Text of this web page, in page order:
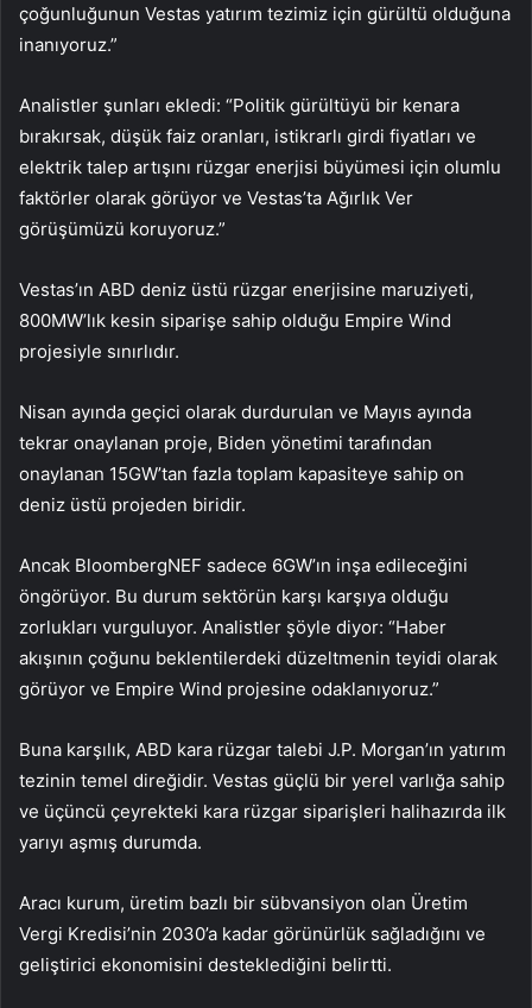
çoğunluğunun Vestas yatırım tezimiz için gürültü olduğuna
inanıyoruz.”
Analistler şunları ekledi: “Politik gürültüyü bir kenara
bırakırsak, düşük faiz oranları, istikrarlı girdi fiyatları ve
elektrik talep artışını rüzgar enerjisi büyümesi için olumlu
faktörler olarak görüyor ve Vestas’ta Ağırlık Ver
görüşümüzü koruyoruz.”
Vestas’ın ABD deniz üstü rüzgar enerjisine maruziyeti,
800MW’lık kesin siparişe sahip olduğu Empire Wind
projesiyle sınırlıdır.
Nisan ayında geçici olarak durdurulan ve Mayıs ayında
tekrar onaylanan proje, Biden yönetimi tarafından
onaylanan 15GW’tan fazla toplam kapasiteye sahip on
deniz üstü projeden biridir.
Ancak BloombergNEF sadece 6GW’ın inşa edileceğini
öngörüyor. Bu durum sektörün karşı karşıya olduğu
zorlukları vurguluyor. Analistler şöyle diyor: “Haber
akışının çoğunu beklentilerdeki düzeltmenin teyidi olarak
görüyor ve Empire Wind projesine odaklanıyoruz.”
Buna karşılık, ABD kara rüzgar talebi J.P. Morgan’ın yatırım
tezinin temel direğidir. Vestas güçlü bir yerel varlığa sahip
ve üçüncü çeyrekteki kara rüzgar siparişleri halihazırda ilk
yarıyı aşmış durumda.
Aracı kurum, üretim bazlı bir sübvansiyon olan Üretim
Vergi Kredisi’nin 2030’a kadar görünürlük sağladığını ve
geliştirici ekonomisini desteklediğini belirtti.